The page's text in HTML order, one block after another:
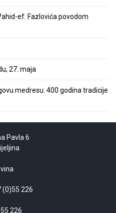
ef. Fazlovića povodom
27. maja
medresu: 400 godina tradicije
Pavla 6
(0)55 226
226